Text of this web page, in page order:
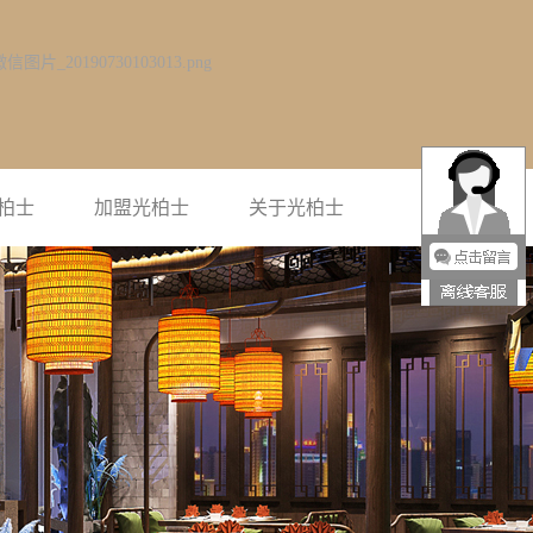
士 加盟光柏士 关于光柏士
光柏士简介
企业风采
联系光柏士
荣誉资质
视频中心